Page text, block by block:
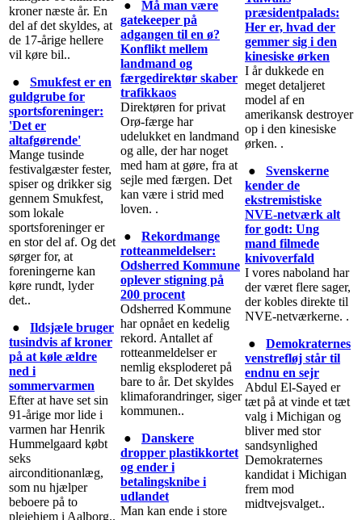
kroner næste år. En
del af det skyldes, at
de 17-årige hellere
vil køre bil..
● Smukfest er en
guldgrube for
sportsforeninger:
'Det er
altafgørende'
Mange tusinde
festivalgæster fester,
spiser og drikker sig
gennem Smukfest,
som lokale
sportsforeninger er
en stor del af. Og det
sørger for, at
foreningerne kan
køre rundt, lyder
det..
● Ildsjæle bruger
tusindvis af kroner
på at køle ældre
ned i
sommervarmen
Efter at have set sin
91-årige mor lide i
varmen har Henrik
Hummelgaard købt
seks
airconditionanlæg,
som nu hjælper
beboere på to
plejehjem i Aalborg..
● Må man være
gatekeeper på
adgangen til en ø?
Konflikt mellem
landmand og
færgedirektør skaber
trafikkaos
Direktøren for privat
Orø-færge har
udelukket en landmand
og alle, der har noget
med ham at gøre, fra at
sejle med færgen. Det
kan være i strid med
loven. .
● Rekordmange
rotteanmeldelser:
Odsherred Kommune
oplever stigning på
200 procent
Odsherred Kommune
har opnået en kedelig
rekord. Antallet af
rotteanmeldelser er
nemlig eksploderet på
bare to år. Det skyldes
klimaforandringer, siger
kommunen..
● Danskere
dropper plastikkortet
og ender i
betalingsknibe i
udlandet
Man kan ende i store
præsidentpalads:
Her er, hvad der
gemmer sig i den
kinesiske ørken
I år dukkede en
meget detaljeret
model af en
amerikansk destroyer
op i den kinesiske
ørken. .
● Svenskerne
kender de
ekstremistiske
NVE-netværk alt
for godt: Ung
mand filmede
knivoverfald
I vores naboland har
der været flere sager,
der kobles direkte til
NVE-netværkerne. .
● Demokraternes
venstrefløj står til
endnu en sejr
Abdul El-Sayed er
tæt på at vinde et tæt
valg i Michigan og
bliver med stor
sandsynlighed
Demokraternes
kandidat i Michigan
frem mod
midtvejsvalget..